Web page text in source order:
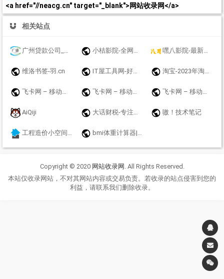
<a href="//neacg.cn" target="_blank">网站收录网</a>
相关站点
广州贷款公司_广州个人小额贷款_广州银行信用贷款_广州公积金贷款_广盛普惠 小桔影院-全网视频免费在线观看 嘿八影院-最新电影电视剧免费高清在线观看
维洛书签-羽.cn IT屋工具网-好用的在线工具都在这里！ 淘宝-2023年淘宝双十一大促攻略_双11红包天猫超市优惠劵秒杀免单商品
飞卡网 – 移动联通电信19元无限流量卡推荐_正规手机卡办理 飞卡网 – 移动联通电信19元无限流量卡推荐_正规手机卡办理 飞卡网 – 移动联通电信19元无限流量卡推荐_正规手机卡办理
AiQiji 大话财税-专注工商财税金融牌照领域代理机构！ 嗷！技术笔记
工程造价小空间-每个造价员都关注的网站 bmi体重计算器|免费bmi在线计算器 - BMI标准计算器
Copyright © 2020 网站收录网 . All Rights Reserved.
本站仅收录网站，不对其网站内容或交易负责。若收录的站点侵害到您的
利益，请联系我们删除收录。